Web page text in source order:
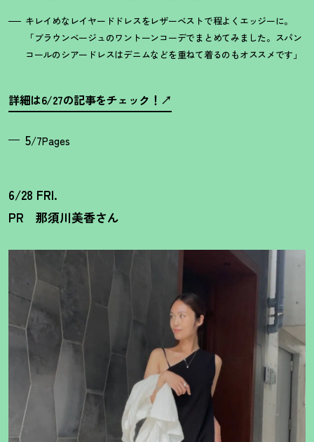
キレイめなレイヤードドレスをレザーベストで程よくエッジーに。
「ブラウンベージュのワントーンコーデでまとめてみました。スパン
コールのシアードレスはデニムなどを重ねて着るのもオススメです」
詳細は6/27の記事をチェック ！
5/7Pages
6/28 FRI.
PR 那須川美香さん